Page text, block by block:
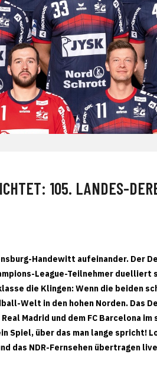
105. LANDES-
Handewitt aufeinander. Der
League-Teilnehmer duelliert
die Klingen: Wenn die beiden
Welt in den hohen Norden. Das
Madrid und dem FC Barcelona im
Spiel, über das man lange spricht!
das NDR-Fernsehen übertragen